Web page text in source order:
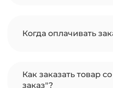
Когда оплачивать
Как заказать товар
заказ"?